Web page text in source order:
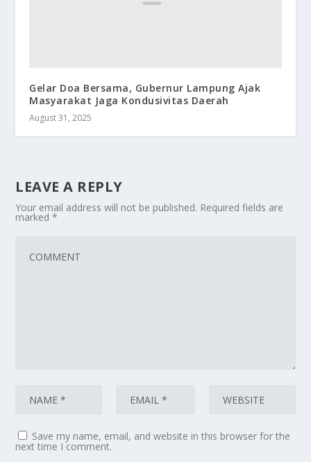
Gelar Doa Bersama, Gubernur Lampung Ajak
Masyarakat Jaga Kondusivitas Daerah
August 31, 2025
LEAVE A REPLY
Your email address will not be published. Required fields are
marked*
Save my name, email, and website in this browser for the
next time I comment.